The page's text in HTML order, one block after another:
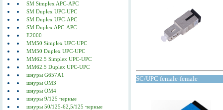
SM Simplex APC-APC
SM Duplex UPC-UPC
SM Duplex UPC-APC
SM Duplex APC-APC
E2000
MM50 Simplex UPC-UPC
MM50 Duplex UPC-UPC
MM62.5 Simplex UPC-UPC
MM62.5 Duplex UPC-UPC
шнуры G657A1
шнуры ОМ3
шнуры ОМ4
шнуры 9/125 черные
шнуры 50/125-62,5/125 черные
SC/UPC female-female